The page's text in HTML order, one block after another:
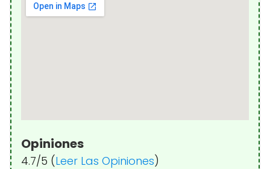
Opiniones
4.7/5 (Leer Las Opiniones)